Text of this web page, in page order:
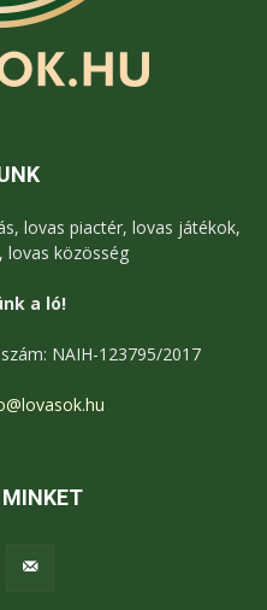
lovas piactér, lovas játékok,
lovas közösség
a ló!
NAIH-123795/2017